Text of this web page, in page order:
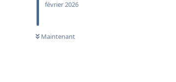
février 2026
Maintenant